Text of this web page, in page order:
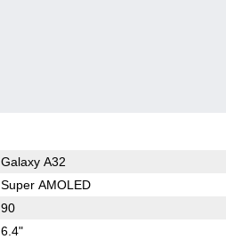
Galaxy A32
Super AMOLED
90
6.4"